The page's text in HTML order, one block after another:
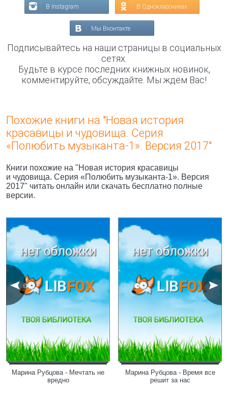
В Instagram В Одноклассниках
Мы Вконтакте
Подписывайтесь на наши страницы в социальных
сетях.
Будьте в курсе последних книжных новинок,
комментируйте, обсуждайте. Мы ждём Вас!
Похожие книги на "Новая история
красавицы и чудовища. Серия
«Полюбить музыканта-1». Версия 2017"
Книги похожие на "Новая история красавицы
и чудовища. Серия «Полюбить музыканта-1». Версия
2017" читать онлайн или скачать бесплатно полные
версии.
Марина Рубцова - Мечтать не
вредно
Марина Рубцова - Время все
решит за нас